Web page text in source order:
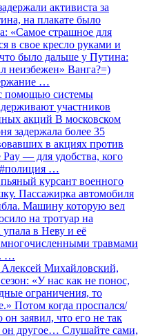
активиста за
на плакате было
«Самое страшное для
в свое кресло руками и
было дальше у Путина:
неизбежен» Ванга?=)
…
помощью системы
участников
акций В московском
задержала более 35
в акциях против
— для удобства, кого
#полиция …
курсант военного
Пассажирка автомобиля
Машину которую вел
на тротуар на
в Неву и её
многочисленными травмами
…
Михайловский,
«У нас как не понос,
ограничения, то
Потом когда проспался/
он заявил, что его не так
другое… Слушайте сами,